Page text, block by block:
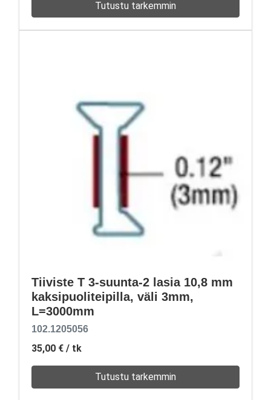
Tutustu tarkemmin
Tiiviste T 3-suunta-2 lasia 10,8 mm
kaksipuoliteipilla, väli 3mm,
L=3000mm
102.1205056
35,00 € / tk
Tutustu tarkemmin